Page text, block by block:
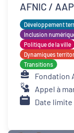
AFNIC /
Développement
Inclusion
Politique de la ville
Dynamiques
Transitions
Fondation
Appel à
Date